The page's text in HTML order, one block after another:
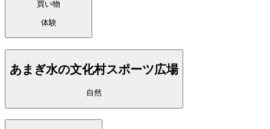
買い物
体験
あまぎ水の文化村スポーツ広場
自然